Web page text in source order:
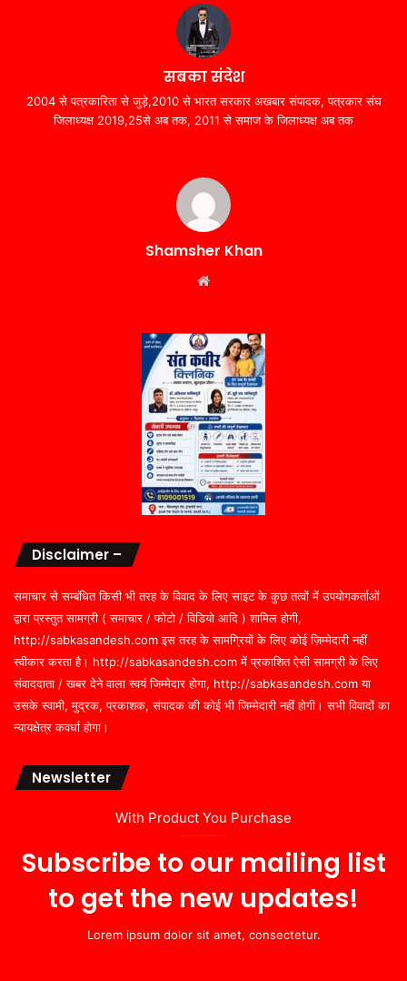
सबका संदेश
2004 से पत्रकारिता से जुड़े,2010 से भारत सरकार अखबार संपादक, पत्रकार संघ
जिलाध्यक्ष 2019,25से अब तक, 2011 से समाज के जिलाध्यक्ष अब तक
Shamsher Khan
Disclaimer –
समाचार से सम्बंधित किसी भी तरह के विवाद के लिए साइट के कुछ तत्वों में उपयोगकर्ताओं
द्वारा प्रस्तुत सामग्री ( समाचार / फोटो / विडियो आदि ) शामिल होगी,
http://sabkasandesh.com इस तरह के सामग्रियों के लिए कोई ज़िम्मेदारी नहीं
स्वीकार करता है। http://sabkasandesh.com में प्रकाशित ऐसी सामग्री के लिए
संवाददाता / खबर देने वाला स्वयं जिम्मेदार होगा, http://sabkasandesh.com या
उसके स्वामी, मुद्रक, प्रकाशक, संपादक की कोई भी जिम्मेदारी नहीं होगी। सभी विवादों का
न्यायक्षेत्र कवर्धा होगा।
Newsletter
With Product You Purchase
Subscribe to our mailing list
to get the new updates!
Lorem ipsum dolor sit amet, consectetur.